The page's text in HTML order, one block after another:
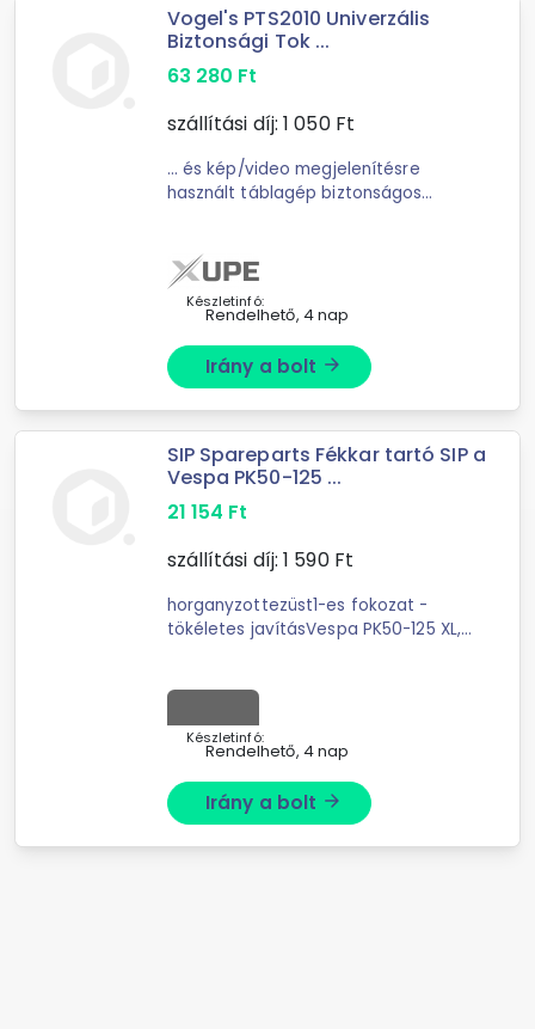
Vogel's PTS2010 Univerzális
Biztonsági Tok ...
63 280 Ft
szállítási díj: 1 050Ft
... és kép/video megjelenítésre
használt táblagép biztonságos
minőségű alumíniumból és acélból
készült ...
Készletinfó:
Rendelhető, 4 nap
Irány a bolt arrow_forward
SIP Spareparts Fékkar tartó SIP a
Vespa PK50-125 ...
21 154 Ft
szállítási díj: 1 590Ft
horganyzottezüst1-es fokozat -
tökéletes javításVespa PK50-125 XL,
Készletinfó:
Rendelhető, 4 nap
Irány a bolt arrow_forward